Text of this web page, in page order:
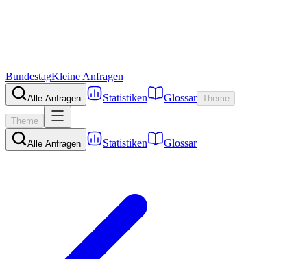
BundestagKleine Anfragen
Alle Anfragen Statistiken Glossar Theme
Theme
Alle Anfragen Statistiken Glossar